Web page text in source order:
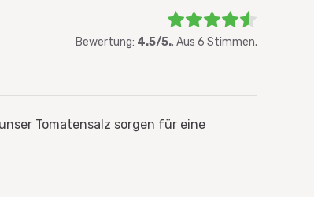
Bewerten Sie diesen Artikel:
Bewertung: 4.5/5.. Aus 6 Stimmen.
Tomatensalz sorgen für eine